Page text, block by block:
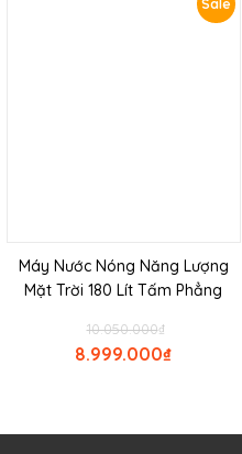
Sale
Máy Nước Nóng Năng Lượng
Mặt Trời 180 Lít Tấm Phẳng
₫
10.050.000
₫
8.999.000